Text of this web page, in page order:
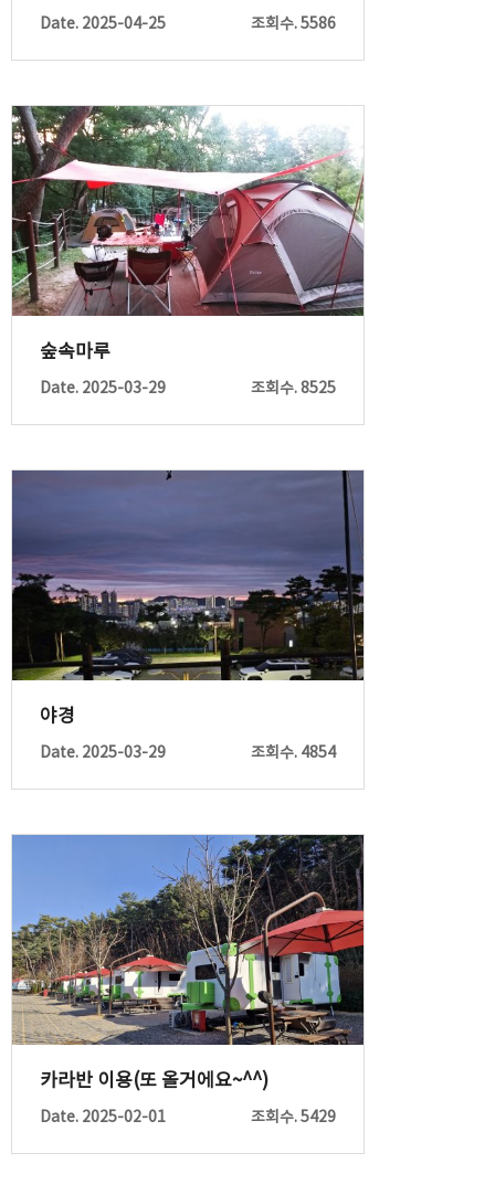
Date. 2025-04-25 조회수. 5586
숲속마루
Date. 2025-03-29 조회수. 8525
야경
Date. 2025-03-29 조회수. 4854
카라반 이용(또 올거에요~^^)
Date. 2025-02-01 조회수. 5429